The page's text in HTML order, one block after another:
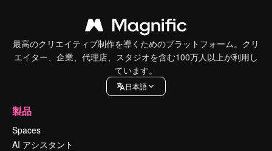
最高のクリエイティブ制作を導くためのプラットフォーム。クリ
エイター、企業、代理店、スタジオを含む100万人以上が利用し
ています。
日本語
製品
Spaces
AI アシスタント